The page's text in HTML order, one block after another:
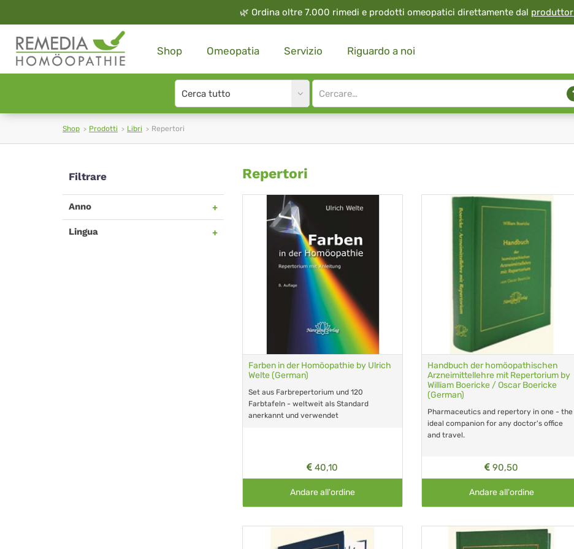
🌿 Ordina oltre 7.000 rimedi e prodotti omeopatici direttamente dal produttor
Shop Omeopatia Servizio Riguardo a noi
Search
type
Site
search
Shop Prodotti Libri Repertori
Filtrare
Anno
Lingua
Repertori
Repertori
Farben in der Homöopathie by Ulrich
Welte (German)
Set aus Farbrepertorium und 120
Farbtafeln - weltweit als Standard
anerkannt und verwendet
40,10
Andare all'ordine
Handbuch der homöopathischen
Arzneimittellehre mit Repertorium by
William Boericke / Oscar Boericke
(German)
Pharmaceutics and repertory in one - the
ideal companion for any doctor's office
and travel.
90,50
Andare all'ordine